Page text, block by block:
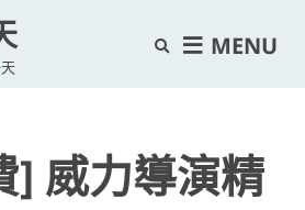
E
n
d
MENU
] 威力導演精